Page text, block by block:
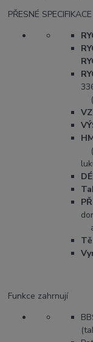
PŘESNÉ SPECIFIKACE
Funkce zahrnují